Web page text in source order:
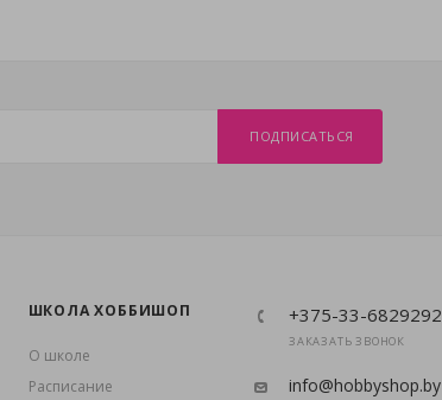
ПОДПИСАТЬСЯ
ШКОЛА ХОББИШОП
О школе
Расписание
+375-33-6829292
ЗАКАЗАТЬ ЗВОНОК
info@hobbyshop.by